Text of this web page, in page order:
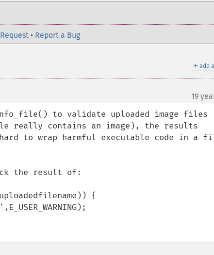
• Report a Bug
＋ add
19
to validate uploaded image files
really contains an image), the results
to wrap harmful executable code in a
the result of:
{